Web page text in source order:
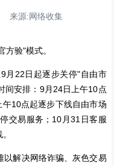
源:网络收集
方验"模式。
月22日起逐步关停"自由市
间安排：9月24日上午10点
10点起逐步下线自由市场
交易服务；10月31日客服
以解决网络诈骗、灰色交易